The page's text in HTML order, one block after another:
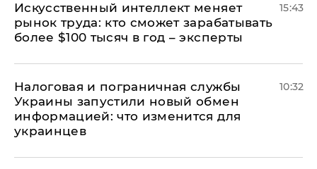
Искусственный интеллект меняет
рынок труда: кто сможет зарабатывать
более $100 тысяч в год – эксперты
15:43
Налоговая и пограничная службы
Украины запустили новый обмен
информацией: что изменится для
украинцев
10:32